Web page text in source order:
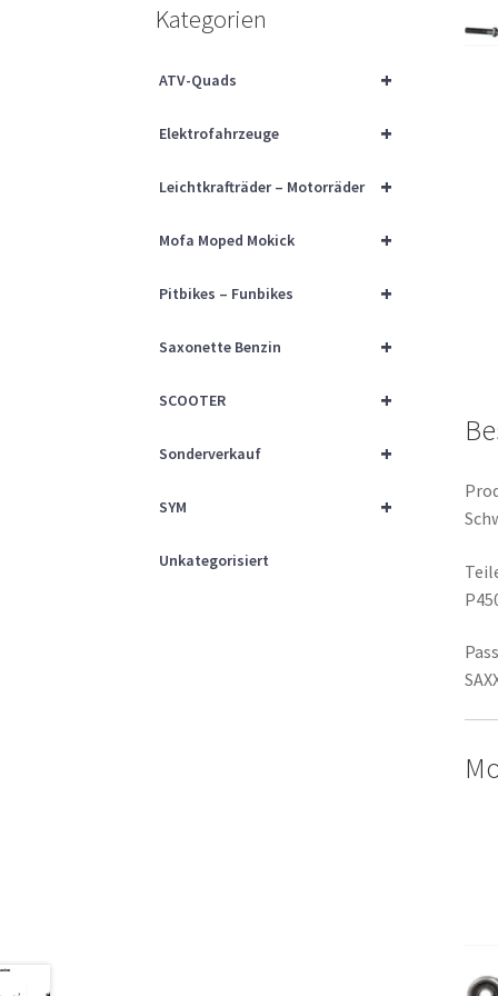
Kategorien
+
ATV-Quads
+
Elektrofahrzeuge
+
Leichtkrafträder – Motorräder
+
Mofa Moped Mokick
+
Pitbikes – Funbikes
+
Saxonette Benzin
+
SCOOTER
+
Sonderverkauf
+
SYM
Unkategorisiert